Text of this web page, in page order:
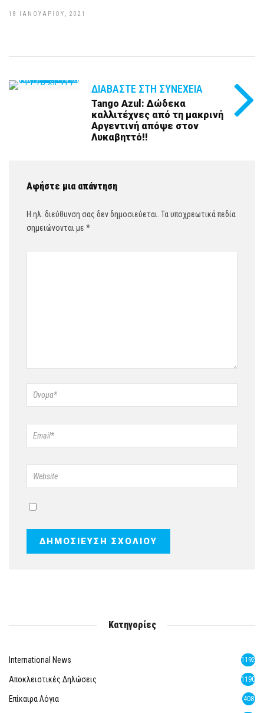
18 ΙΑΝΟΥΑΡΊΟΥ, 2021
ΔΙΑΒΆΣΤΕ ΣΤΗ ΣΥΝΈΧΕΙΑ
Tango Azul: Δώδεκα
καλλιτέχνες από τη μακρινή
Αργεντινή απόψε στον
Λυκαβηττό!!
Αφήστε μια απάντηση
Η ηλ. διεύθυνση σας δεν δημοσιεύεται. Τα υποχρεωτικά πεδία
σημειώνονται με *
Κατηγορίες
International News 1192
Αποκλειστικές Δηλώσεις 1190
Επίκαιρα Λόγια 408